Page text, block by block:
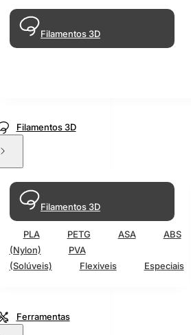
Filamentos 3D
Filamentos 3D
Filamentos 3D
PLA PETG ASA ABS
(Nylon)
PVA
(Solúveis)
Flexiveis Especiais
Ferramentas